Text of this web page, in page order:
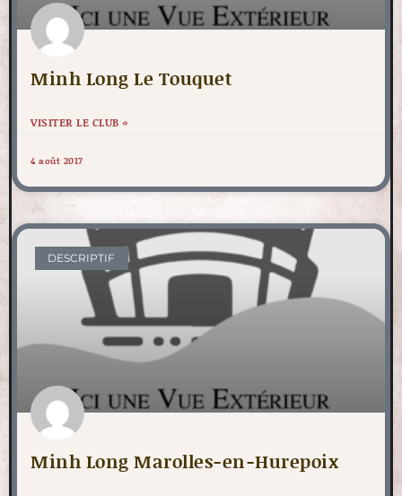
Minh Long Le Touquet
VISITER LE CLUB »
4 août 2017
DESCRIPTIF
Minh Long Marolles-en-Hurepoix